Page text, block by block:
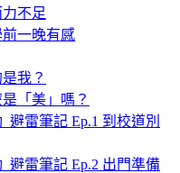
不足
一晚有感
我？
「美」嗎？
雷筆記 Ep.1 到校道別
避雷筆記 Ep.2 出門準備